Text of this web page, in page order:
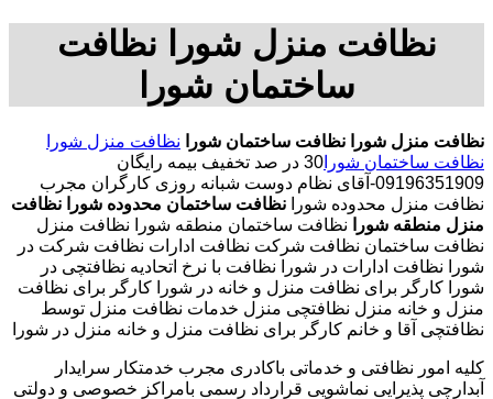
نظافت منزل شورا نظافت
ساختمان شورا
نظافت منزل شورا نظافت ساختمان شورا
نظافت منزل شورا
نظافت ساختمان شورا
30 در صد تخفیف بیمه رایگان
09196351909-آقای نظام دوست شبانه روزی کارگران مجرب
نظافت منزل محدوده شورا نظافت ساختمان محدوده شورا
نظافت
منزل منطقه شورا
نظافت ساختمان منطقه شورا نظافت منزل
نظافت ساختمان نظافت شرکت نظافت ادارات نظافت شرکت در
شورا نظافت ادارات در شورا نظافت با نرخ اتحادیه نظافتچی در
شورا کارگر برای نظافت منزل و خانه در شورا کارگر برای نظافت
منزل و خانه منزل نظافتچی منزل خدمات نظافت منزل توسط
نظافتچی آقا و خانم کارگر برای نظافت منزل و خانه منزل در شورا
کلیه امور نظافتی و خدماتی باکادری مجرب خدمتکار سرایدار
آبدارچی پذیرایی نماشویی قرارداد رسمی بامراکز خصوصی و دولتی